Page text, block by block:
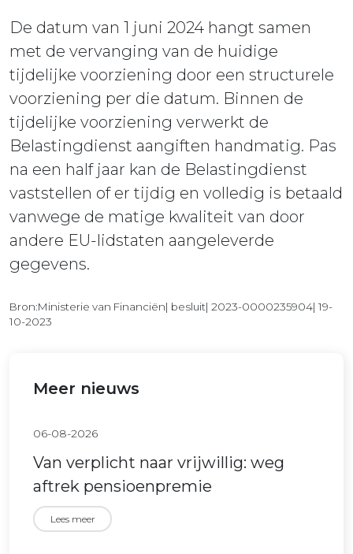
De datum van 1 juni 2024 hangt samen
met de vervanging van de huidige
tijdelijke voorziening door een structurele
voorziening per die datum. Binnen de
tijdelijke voorziening verwerkt de
Belastingdienst aangiften handmatig. Pas
na een half jaar kan de Belastingdienst
vaststellen of er tijdig en volledig is betaald
vanwege de matige kwaliteit van door
andere EU-lidstaten aangeleverde
gegevens.
Bron:Ministerie van Financiën| besluit| 2023-0000235904| 19-
10-2023
Meer nieuws
06-08-2026
Van verplicht naar vrijwillig: weg
aftrek pensioenpremie
Lees meer